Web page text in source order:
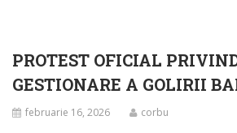
PROTEST OFICIAL
GESTIONARE A GOLIRII
februarie 16, 2026 corbu